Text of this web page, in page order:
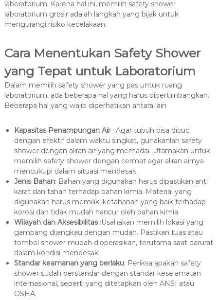
laboratorium. Karena hal ini, memilih safety shower
laboratorium grosir adalah langkah yang bijak untuk
mengurangi risiko kecelakaan.
Cara Menentukan Safety Shower
yang Tepat untuk Laboratorium
Dalam memilih safety shower yang pas untuk ruang
laboratorium, ada beberapa hal yang harus dipertimbangkan.
Beberapa hal yang wajib diperhatikan antara lain.
Kapasitas Penampungan Air: Agar tubuh bisa dicuci
dengan efektif dalam waktu singkat, gunakanlah safety
shower dengan aliran air yang memadai. Utamakan untuk
memilih safety shower dengan cermat agar aliran airnya
mencukupi dalam situasi mendesak.
Jenis Bahan: Bahan yang digunakan harus dipastikan anti
karat dan tahan terhadap bahan kimia. Material yang
digunakan harus memiliki ketahanan yang baik terhadap
korosi dan tidak mudah hancur oleh bahan kimia.
Wilayah dan Aksesibilitas:Usahakan memilih lokasi yang
gampang dijangkau dengan mudah. Pastikan tuas atau
tombol shower mudah dioperasikan, terutama saat darurat
dalam kondisi mendesak.
Standar keamanan yang berlaku: Periksa apakah safety
shower sudah berstandar dengan standar keselamatan
internasional, seperti yang ditetapkan oleh ANSI atau
OSHA.